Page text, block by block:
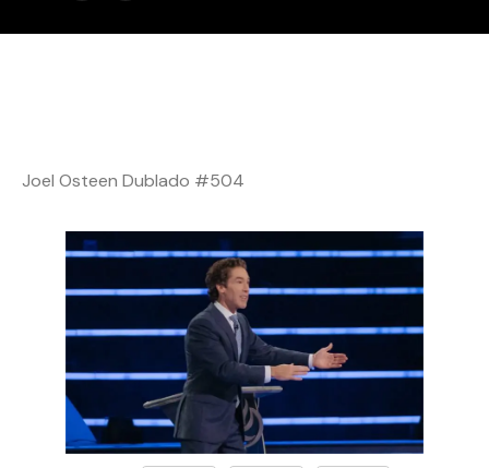
Joel Osteen Dublado #504